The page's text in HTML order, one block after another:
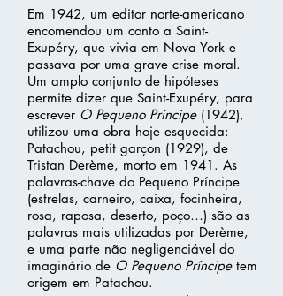
Em 1942, um editor norte-americano
encomendou um conto a Saint-
Exupéry, que vivia em Nova York e
passava por uma grave crise moral.
Um amplo conjunto de hipóteses
permite dizer que Saint-Exupéry, para
escrever O Pequeno Príncipe(1942),
utilizou uma obra hoje esquecida:
Patachou, petit garçon (1929), de
Tristan Derème, morto em 1941. As
palavras-chave do Pequeno Príncipe
(estrelas, carneiro, caixa, focinheira,
rosa, raposa, deserto, poço…) são as
palavras mais utilizadas por Derème,
e uma parte não negligenciável do
imaginário de O Pequeno Príncipetem
origem em Patachou.